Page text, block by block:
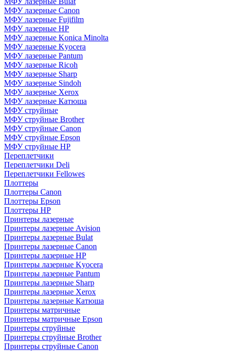
МФУ лазерные Canon
МФУ лазерные Fujifilm
МФУ лазерные HP
МФУ лазерные Konica Minolta
МФУ лазерные Kyocera
МФУ лазерные Pantum
МФУ лазерные Ricoh
МФУ лазерные Sharp
МФУ лазерные Sindoh
МФУ лазерные Xerox
МФУ лазерные Катюша
МФУ струйные
МФУ струйные Brother
МФУ струйные Canon
МФУ струйные Epson
МФУ струйные HP
Переплетчики
Переплетчики Deli
Переплетчики Fellowes
Плоттеры
Плоттеры Canon
Плоттеры Epson
Плоттеры HP
Принтеры лазерные
Принтеры лазерные Avision
Принтеры лазерные Bulat
Принтеры лазерные Canon
Принтеры лазерные HP
Принтеры лазерные Kyocera
Принтеры лазерные Pantum
Принтеры лазерные Sharp
Принтеры лазерные Xerox
Принтеры лазерные Катюша
Принтеры матричные
Принтеры матричные Epson
Принтеры струйные
Принтеры струйные Brother
Принтеры струйные Canon